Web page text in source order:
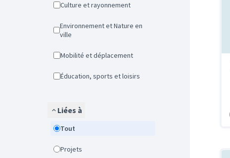
Culture et rayonnement
Environnement et Nature en
ville
Mobilité et déplacement
Éducation, sports et loisirs
Liées à
Tout
Projets